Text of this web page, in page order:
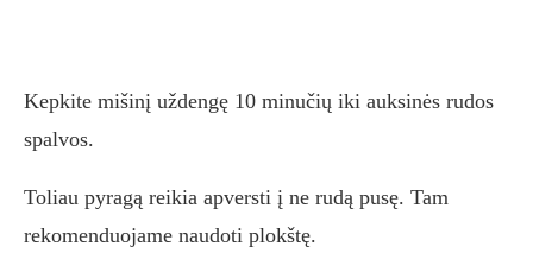
Kepkite mišinį uždengę 10 minučių iki auksinės rudos
spalvos.
Toliau pyragą reikia apversti į ne rudą pusę. Tam
rekomenduojame naudoti plokštę.